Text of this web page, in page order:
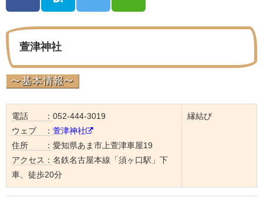
萱津神社
電話 ： 052-444-3019
ウェブ ： 萱津神社
住所 ： 愛知県あま市上萱津車屋19
アクセス： 名鉄名古屋本線「須ヶ口駅」下
車、徒歩20分
縁結び